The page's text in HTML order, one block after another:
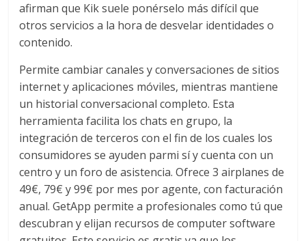
afirman que Kik suele ponérselo más difícil que
otros servicios a la hora de desvelar identidades o
contenido.
Permite cambiar canales y conversaciones de sitios
internet y aplicaciones móviles, mientras mantiene
un historial conversacional completo. Esta
herramienta facilita los chats en grupo, la
integración de terceros con el fin de los cuales los
consumidores se ayuden parmi sí y cuenta con un
centro y un foro de asistencia. Ofrece 3 airplanes de
49€, 79€ y 99€ por mes por agente, con facturación
anual. GetApp permite a profesionales como tú que
descubran y elijan recursos de computer software